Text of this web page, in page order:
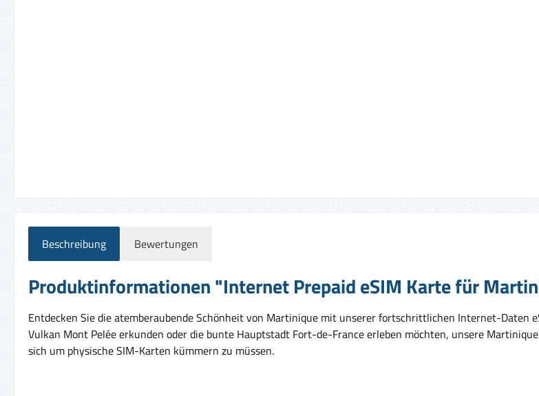
Beschreibung Bewertungen
Produktinformationen "Internet Prepaid eSIM Karte für
Entdecken Sie die atemberaubende Schönheit von Martinique mit unserer fortschrittlichen Internet-Daten
Vulkan Mont Pelée erkunden oder die bunte Hauptstadt Fort-de-France erleben möchten, unsere
sich um physische SIM-Karten kümmern zu müssen.